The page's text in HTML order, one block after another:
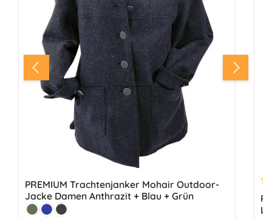
PREMIUM Trachtenjanker Mohair Outdoor-
Jacke Damen Anthrazit + Blau + Grün
Farbe:
Lodengrün
MarineAnthrazit